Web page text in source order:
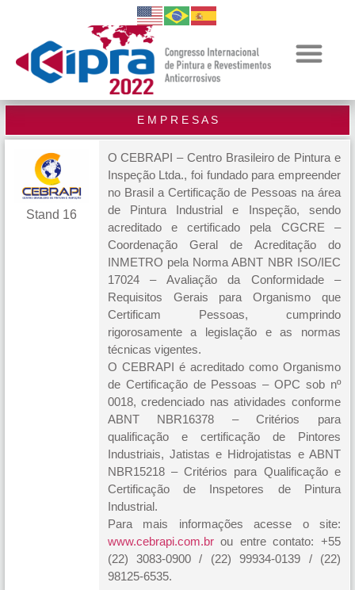
E M P R E S A S
Stand 16
O CEBRAPI – Centro Brasileiro de Pintura e
Inspeção Ltda., foi fundado para empreender
no Brasil a Certificação de Pessoas na área
de Pintura Industrial e Inspeção, sendo
acreditado e certificado pela CGCRE –
Coordenação Geral de Acreditação do
INMETRO pela Norma ABNT NBR ISO/IEC
17024 – Avaliação da Conformidade –
Requisitos Gerais para Organismo que
Certificam Pessoas, cumprindo
rigorosamente a legislação e as normas
técnicas vigentes.
O CEBRAPI é acreditado como Organismo
de Certificação de Pessoas – OPC sob nº
0018, credenciado nas atividades conforme
ABNT NBR16378 – Critérios para
qualificação e certificação de Pintores
Industriais, Jatistas e Hidrojatistas e ABNT
NBR15218 – Critérios para Qualificação e
Certificação de Inspetores de Pintura
Industrial.
Para mais informações acesse o site:
www.cebrapi.com.brou entre contato: +55
(22) 3083-0900 / (22) 99934-0139 / (22)
98125-6535.